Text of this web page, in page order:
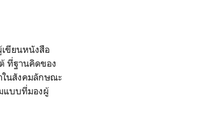
ขียนหนังสือ
ที่ฐานคิดของ
นสังคมลักษณะ
แบบที่มองผู้